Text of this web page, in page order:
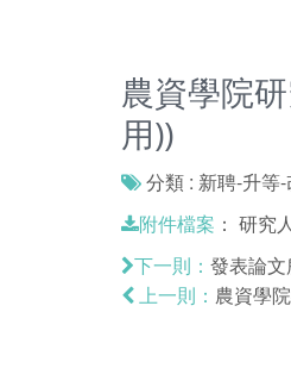
農資學院
用))
分類 : 新聘-升等
附件檔案 ： 研究
下一則： 發表論
上一則： 農資學